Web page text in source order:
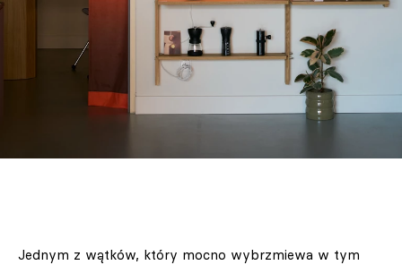
Jednym z wątków, który mocno wybrzmiewa w tym